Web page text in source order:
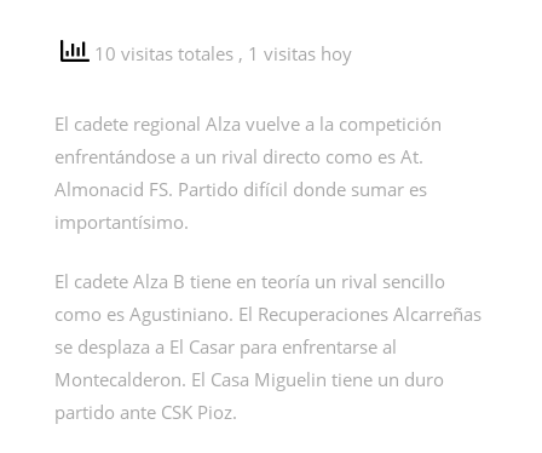
10 visitas totales , 1 visitas hoy
El cadete regional Alza vuelve a la competición
enfrentándose a un rival directo como es At.
Almonacid FS. Partido difícil donde sumar es
importantísimo.
El cadete Alza B tiene en teoría un rival sencillo
como es Agustiniano. El Recuperaciones Alcarreñas
se desplaza a El Casar para enfrentarse al
Montecalderon. El Casa Miguelin tiene un duro
partido ante CSK Pioz.